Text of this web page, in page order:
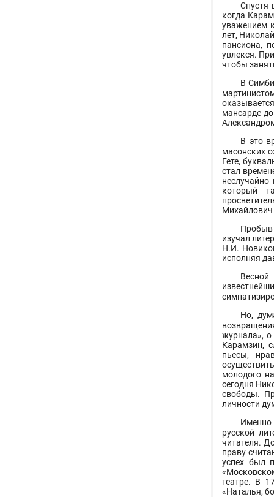
Спустя
когда
уважением
лет,
пансиона,
увлекся.
чтобы
В
мансарде
В это
масонских
Гете,
стал
который
Михайлович
Пробыв
изучал
Н.И.
исполняя
Но,
журнала», о
Карамзин,
пьесы,
молодого
сегодня
свободы.
личности
Именно
русской
читателя.
праву
успех был
театре. В
«Наталья,